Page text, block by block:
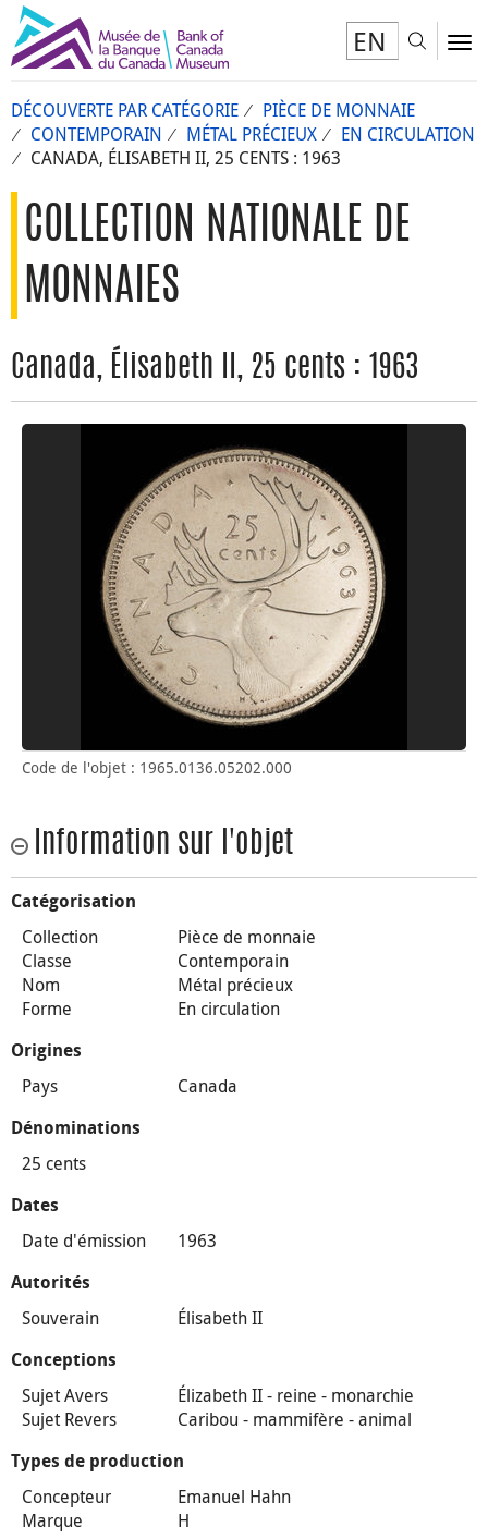
EN
DÉCOUVERTE PAR CATÉGORIE
PIÈCE DE MONNAIE
CONTEMPORAIN
MÉTAL PRÉCIEUX
EN CIRCULATION
CANADA, ÉLISABETH II, 25 CENTS : 1963
COLLECTION NATIONALE DE
MONNAIES
Canada, Élisabeth II, 25 cents : 1963
Code de l'objet : 1965.0136.05202.000
Information sur l'objet
Catégorisation
Collection
Pièce de monnaie
Classe
Contemporain
Nom
Métal précieux
Forme
En circulation
Origines
Pays Canada
Dénominations
25 cents
Dates
Date d'émission 1963
Autorités
Souverain Élisabeth II
Conceptions
Sujet Avers
Élizabeth II - reine - monarchie
Sujet Revers
Caribou - mammifère - animal
Types de production
Concepteur
Emanuel Hahn
Marque
H